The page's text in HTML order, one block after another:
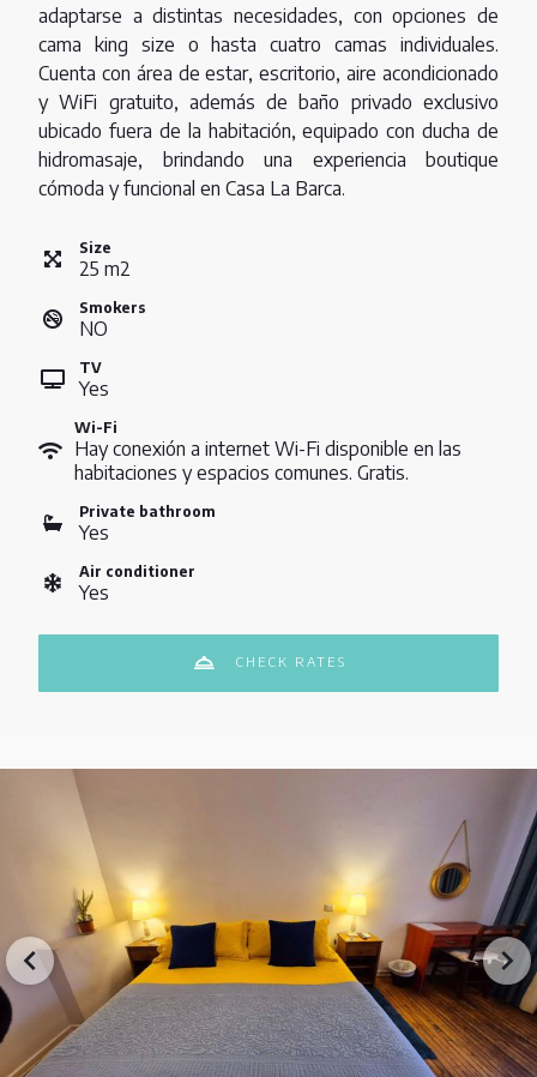
adaptarse a distintas necesidades, con opciones de
cama king size o hasta cuatro camas individuales.
Cuenta con área de estar, escritorio, aire acondicionado
y WiFi gratuito, además de baño privado exclusivo
ubicado fuera de la habitación, equipado con ducha de
hidromasaje, brindando una experiencia boutique
cómoda y funcional en Casa La Barca.
Size
25 m2
Smokers
NO
TV
Yes
Wi-Fi
Hay conexión a internet Wi-Fi disponible en las
habitaciones y espacios comunes. Gratis.
Private bathroom
Yes
Air conditioner
Yes
CHECK RATES